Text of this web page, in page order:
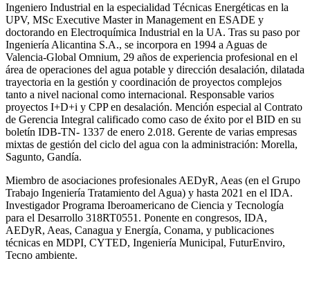
Ingeniero Industrial en la especialidad Técnicas Energéticas en la
UPV, MSc Executive Master in Management en ESADE y
doctorando en Electroquímica Industrial en la UA. Tras su paso por
Ingeniería Alicantina S.A., se incorpora en 1994 a Aguas de
Valencia-Global Omnium, 29 años de experiencia profesional en el
área de operaciones del agua potable y dirección desalación, dilatada
trayectoria en la gestión y coordinación de proyectos complejos
tanto a nivel nacional como internacional. Responsable varios
proyectos I+D+i y CPP en desalación. Mención especial al Contrato
de Gerencia Integral calificado como caso de éxito por el BID en su
boletín IDB-TN- 1337 de enero 2.018. Gerente de varias empresas
mixtas de gestión del ciclo del agua con la administración: Morella,
Sagunto, Gandía.
Miembro de asociaciones profesionales AEDyR, Aeas (en el Grupo
Trabajo Ingeniería Tratamiento del Agua) y hasta 2021 en el IDA.
Investigador Programa Iberoamericano de Ciencia y Tecnología
para el Desarrollo 318RT0551. Ponente en congresos, IDA,
AEDyR, Aeas, Canagua y Energía, Conama, y publicaciones
técnicas en MDPI, CYTED, Ingeniería Municipal, FuturEnviro,
Tecno ambiente.